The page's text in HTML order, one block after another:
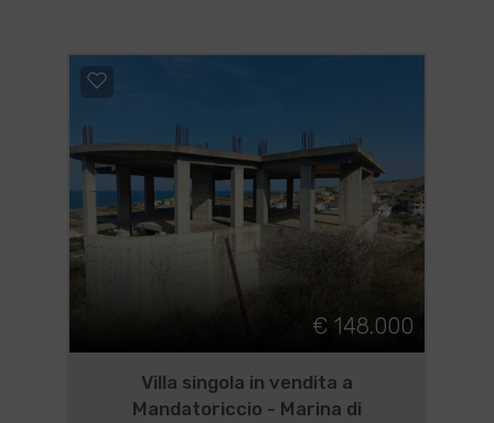
€ 148.000
Villa singola in vendita a
Mandatoriccio - Marina di